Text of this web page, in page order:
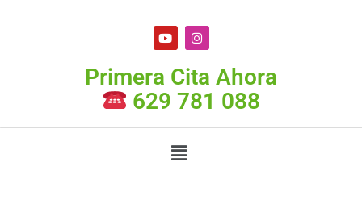
Primera Cita Ahora
629 781 088